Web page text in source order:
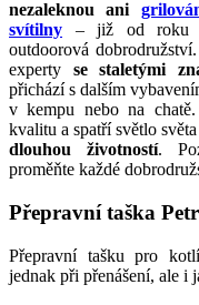
nezaleknou ani
svítilny – již od roku
outdoorová
experty se staletými
přichází s dalším
v kempu nebo na
kvalitu a spatří světlo
dlouhou životností.
proměňte každé
Přepravní taška
Přepravní tašku pro
jednak při přenášení, ale i